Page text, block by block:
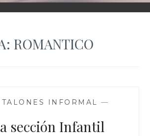
ROMANTICO
INFORMAL —
sección Infantil